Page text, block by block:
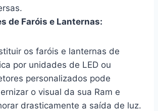
de Faróis e Lanternas:
os faróis e lanternas de
por unidades de LED ou
personalizados pode
o visual da sua Ram e
drasticamente a saída de luz.